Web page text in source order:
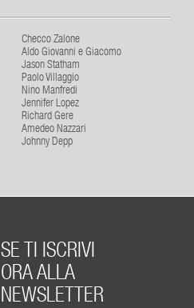
Checco Zalone
Aldo Giovanni e Giacomo
Jason Statham
Paolo Villaggio
Nino Manfredi
Jennifer Lopez
Richard Gere
Amedeo Nazzari
Johnny Depp
SE TI ISCRIVI
ORA ALLA
NEWSLETTER